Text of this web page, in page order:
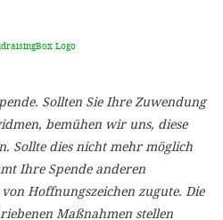
Sollten Sie Ihre Zuwendung
bemühen wir uns, diese
Sollte dies nicht mehr möglich
Ihre Spende anderen
Hoffnungszeichen zugute. Die
Maßnahmen stellen
'Cookie-
Impressum